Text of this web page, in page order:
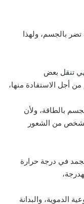
بالجسم، ولهذا
تنقل بعض
أجل الاستفادة منها،
بالطاقة، ولأن
من الشعور
في درجة حرارة
الدموية، والبدانة